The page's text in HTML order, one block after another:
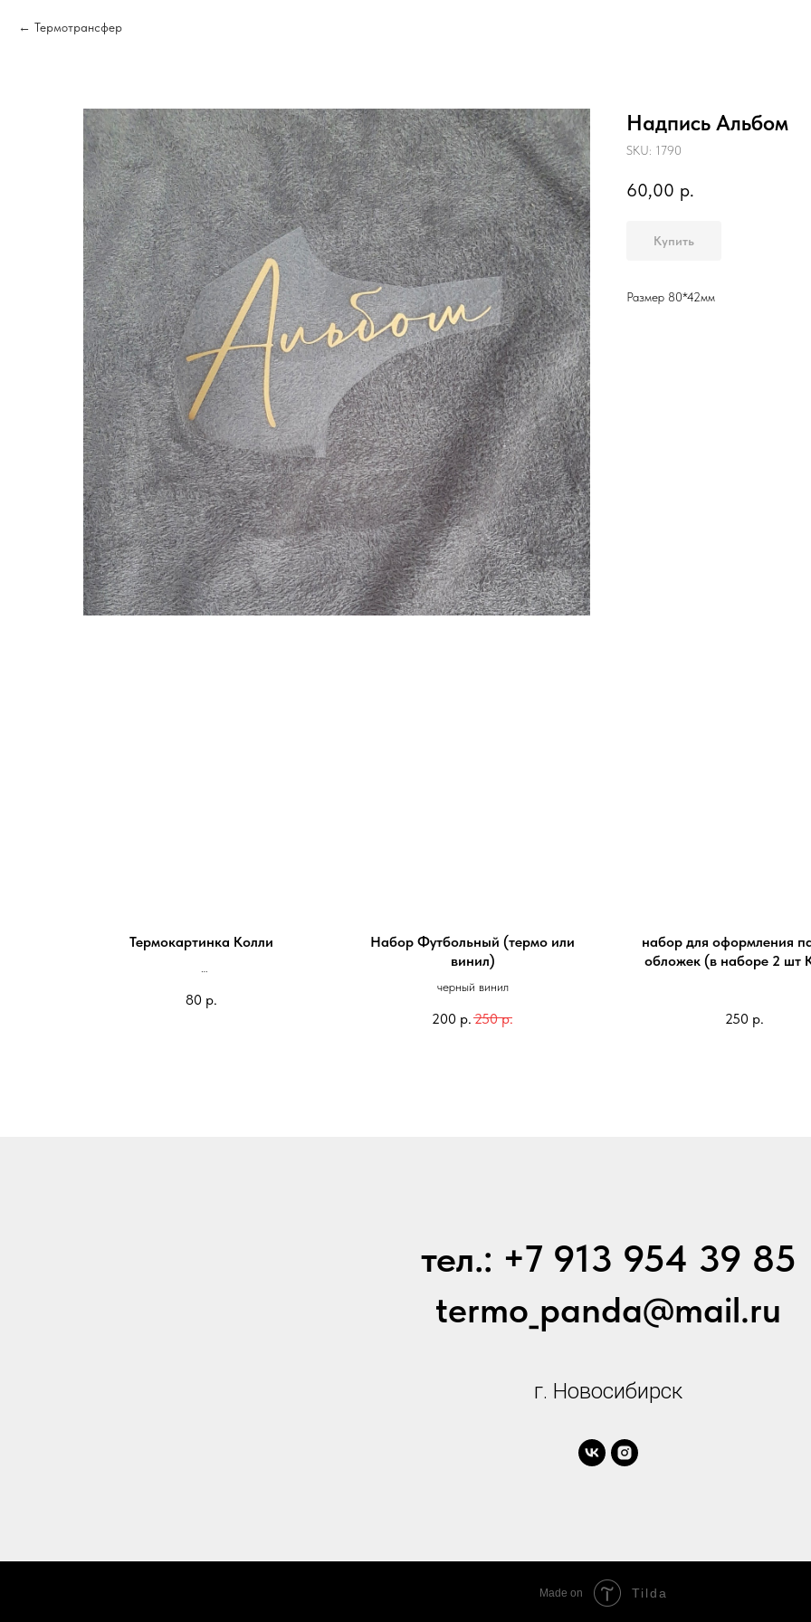
Термотрансфер
Надпись Альбом
SKU: 1790
60,00 р.
Купить
Размер 80*42мм
Термокартинка Колли
На паспорт 75*50мм - 50 руб
80 р.
Набор Футбольный (термо или
винил)
черный винил
200 р. 250 р.
набор для оформления
обложек (в наборе 2 шт
250 р.
тел.: +7 913 954 39 85
termo_panda@mail.ru
г. Новосибирск
Made on Tilda